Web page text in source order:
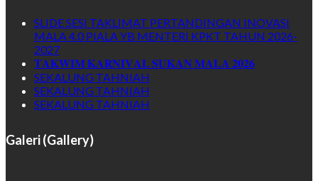
SLIDE SESI TAKLIMAT PERTANDINGAN INOVASI
MALA 4.0 PIALA YB MENTERI KPKT TAHUN 2026-
2027
𝐓𝐀𝐊𝐖𝐈𝐌 𝐊𝐀𝐑𝐍𝐈𝐕𝐀𝐋 𝐒𝐔𝐊𝐀𝐍 𝐌𝐀𝐋𝐀 𝟐𝟎𝟐𝟔
SEKALUNG TAHNIAH
SEKALUNG TAHNIAH
SEKALUNG TAHNIAH
Galeri (Gallery)